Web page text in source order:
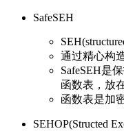
SafeSEH
通过精心构
SafeSEH是
函数表，放
函数表是加
SEHOP(Structed